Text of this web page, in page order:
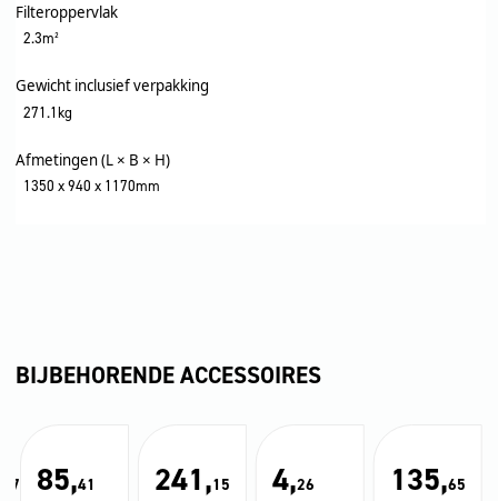
Filteroppervlak
2.3m²
Gewicht inclusief verpakking
271.1kg
Afmetingen (L × B × H)
1350 x 940 x 1170mm
BIJBEHORENDE ACCESSOIRES
85,41 241,15 4,26 135,65
87